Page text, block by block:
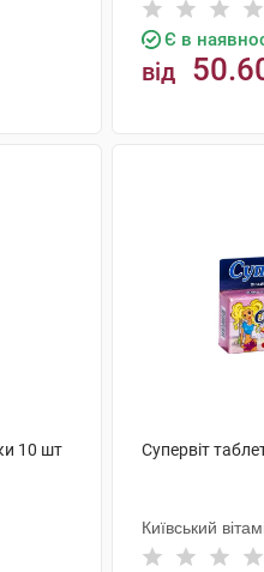
Є в
від
10 шт Супервіт
Київський